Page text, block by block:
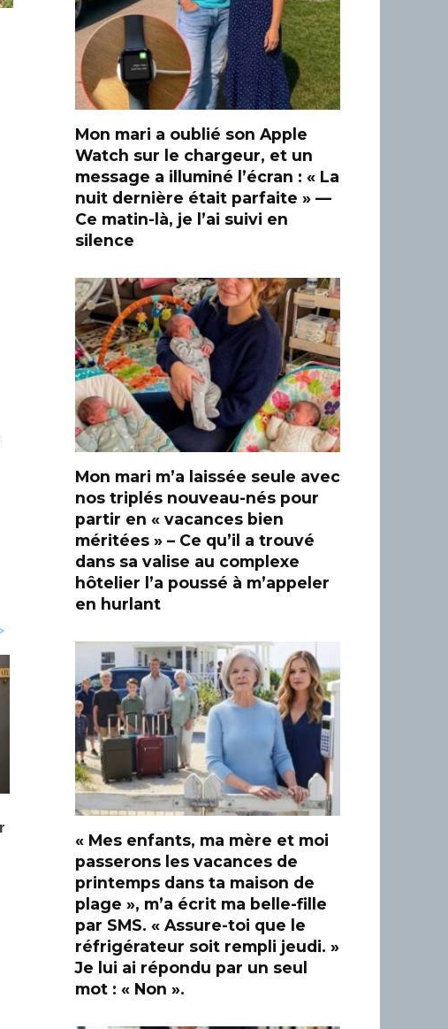
Mon mari a oublié son Apple
Watch sur le chargeur, et un
message a illuminé l’écran : « La
nuit dernière était parfaite » —
Ce matin-là, je l’ai suivi en
silence
Mon mari m’a laissée seule avec
nos triplés nouveau-nés pour
partir en « vacances bien
méritées » – Ce qu’il a trouvé
dans sa valise au complexe
hôtelier l’a poussé à m’appeler
en hurlant
« Mes enfants, ma mère et moi
passerons les vacances de
printemps dans ta maison de
plage », m’a écrit ma belle-fille
par SMS. « Assure-toi que le
réfrigérateur soit rempli jeudi. »
Je lui ai répondu par un seul
mot : « Non ».